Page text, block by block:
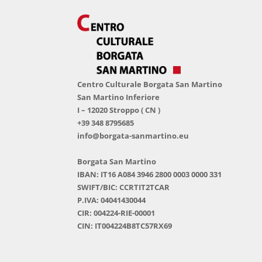
Centro Culturale Borgata San Martino
San Martino Inferiore
I – 12020 Stroppo ( CN )
+39 348 8795685
info@borgata-sanmartino.eu
Borgata San Martino
IBAN: IT16 A084 3946 2800 0003 0000 331
SWIFT/BIC: CCRTIT2TCAR
P.IVA: 04041430044
CIR: 004224-RIE-00001
CIN: IT004224B8TC57RX69